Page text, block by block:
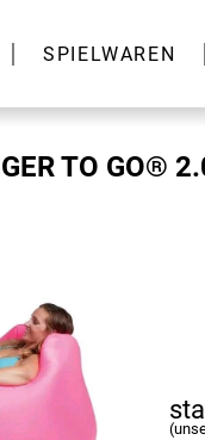
SPIELWAREN
TO GO®